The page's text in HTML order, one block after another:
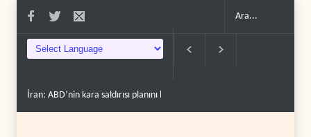
İran: ABD’nin kara saldırısı planını başarısızlı..